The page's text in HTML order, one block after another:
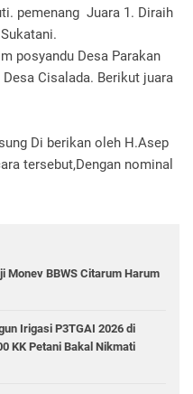
pemenang Juara 1. Diraih
posyandu Desa Parakan
Cisalada. Berikut juara
Di berikan oleh H.Asep
tersebut,Dengan nominal
Monev BBWS Citarum Harum
Irigasi P3TGAI 2026 di
KK Petani Bakal Nikmati